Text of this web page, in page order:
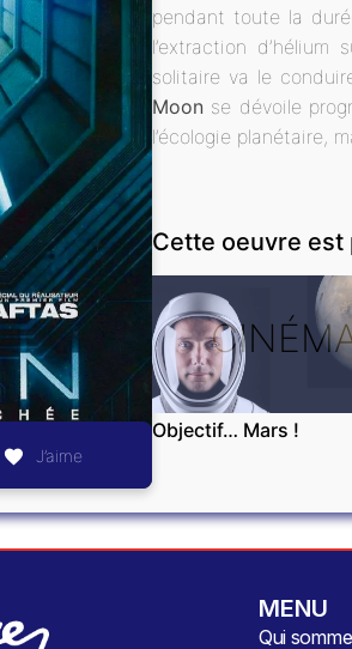
J’aime
pendant toute la
l’extraction
solitaire va le
Moon se dévoile
l’écologie planétaire,
Cette oeuvre est
Objectif… Mars !
MENU
Qui